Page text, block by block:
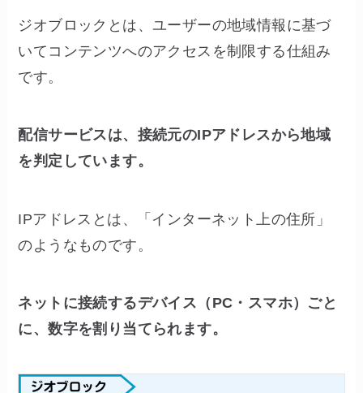
ジオブロックとは、ユーザーの地域情報に基づ
いてコンテンツへのアクセスを制限する仕組み
です。
配信サービスは、接続元のIPアドレスから地域
を判定しています。
IPアドレスとは、「インターネット上の住所」
のようなものです。
ネットに接続するデバイス（PC・スマホ）ごと
に、数字を割り当てられます。